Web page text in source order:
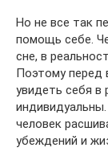
Но не все так
помощь себе.
сне, в
Поэтому перед
увидеть себя в
человек
убеждений и